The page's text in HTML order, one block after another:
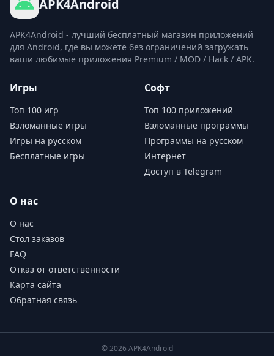
APK4Android
APK4Android - лучший бесплатный магазин приложений
для Android, где вы можете без ограничений загружать
ваши любимые приложения Premium / MOD / Hack / APK.
Игры
Топ 100 игр
Взломанные игры
Игры на русском
Бесплатные игры
Софт
Топ 100 приложений
Взломанные программы
Программы на русском
Интернет
Доступ в Telegram
О нас
О нас
Стол заказов
FAQ
Отказ от ответственности
Карта сайта
Обратная связь
© 2026 APK4Android